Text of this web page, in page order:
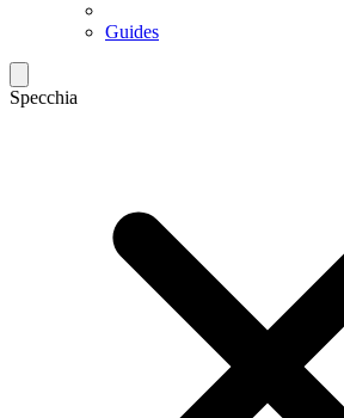
Guides
Specchia